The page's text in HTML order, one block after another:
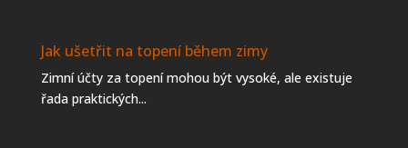
Jak ušetřit na topení během zimy
Zimní účty za topení mohou být vysoké, ale existuje
řada praktických...